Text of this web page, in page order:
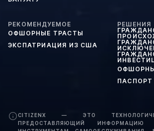
РЕКОМЕНДУЕМОЕ
ОФШОРНЫЕ ТРАСТЫ
ЭКСПАТРИАЦИЯ ИЗ США
РЕШЕНИЯ
ПАСПОРТ
CITIZENX — ЭТО
ПРЕДОСТАВЛЯЮЩИЙ